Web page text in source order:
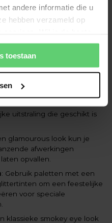
andere informatie die u
hebben verzameld op
alle cookies. Meer
in onze Privacy Policy.
toestaan
palet
om de ogen te
voor verschillende
uitstraling die geschikt is
glamourous look kun je
afwerkingen
opvallen.
: Gebruik paletten met een
om een feestelijke
voor speciale
klassieke smokey eye look